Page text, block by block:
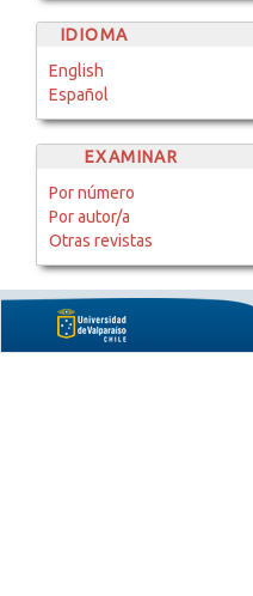
IDIOMA
English
Español
EXAMINAR
Por número
Por autor/a
Otras revistas